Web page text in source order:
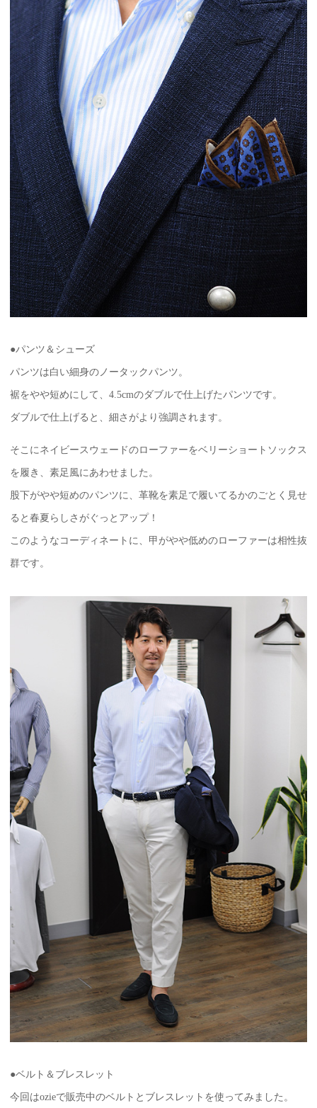
●パンツ＆シューズ
パンツは白い細身のノータックパンツ。
裾をやや短めにして、4.5cmのダブルで仕上げたパンツです。
ダブルで仕上げると、細さがより強調されます。
そこにネイビースウェードのローファーをベリーショートソックス
を履き、素足風にあわせました。
股下がやや短めのパンツに、革靴を素足で履いてるかのごとく見せ
ると春夏らしさがぐっとアップ！
このようなコーディネートに、甲がやや低めのローファーは相性抜
群です。
●ベルト＆ブレスレット
今回はozieで販売中のベルトとブレスレットを使ってみました。